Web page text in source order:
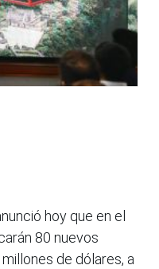
hoy que en el
80 nuevos
de dólares, a